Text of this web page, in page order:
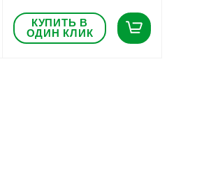
КУПИТЬ В
ОДИН КЛИК